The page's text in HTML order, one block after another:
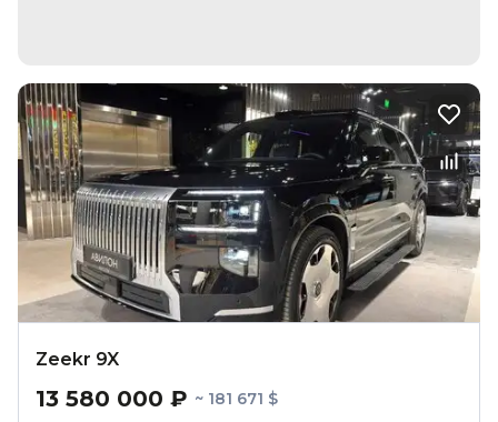
Zeekr 9X
13 580 000 ₽ ~ 181 671 $